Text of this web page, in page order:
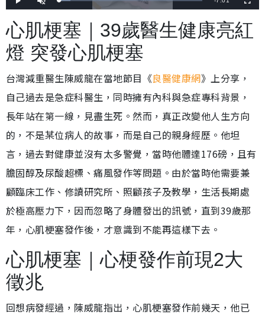
播
放
開
啟
載
入
畢
:
7
.
0
%
時
全
螢
心肌梗塞｜39歲醫生健康亮紅
燈 突發心肌梗塞
台灣減重醫生陳威龍在當地節目《良醫健康網》上分享，
自己過去是急症科醫生，同時擁有內科與急症專科背景，
長年站在第一線，見盡生死。然而，真正改變他人生方向
的，不是某位病人的故事，而是自己的親身經歷。他坦
言，過去對健康並沒有太多警覺，當時他體達176磅，且有
膽固醇及尿酸超標、痛風發作等問題。由於當時他需要兼
顧臨床工作、修讀研究所、照顧孩子及教學，生活長期處
於極高壓力下，因而忽略了身體發出的訊號，直到39歲那
年，心肌梗塞發作後，才意識到不能再這樣下去。
心肌梗塞｜心梗發作前現2大
徵兆
回想病發經過，陳威龍指出，心肌梗塞發作前幾天，他已